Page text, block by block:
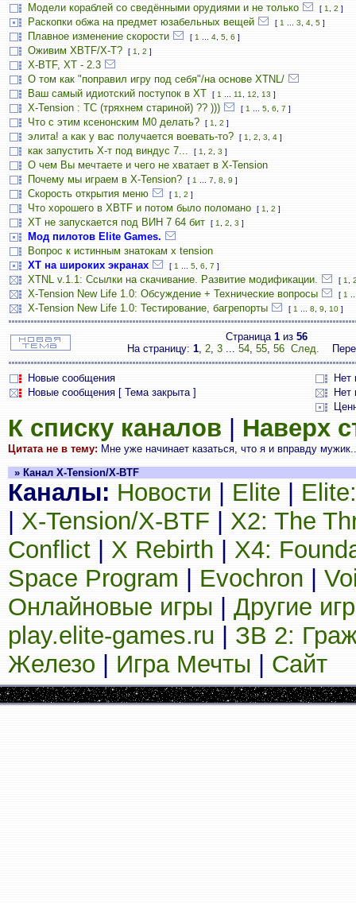
Модели кораблей со сведёнными орудиями и не только
[ 1 2 ]
Раскопки обжа на предмет юзабельных вещей [ 1 3 4 5 ]
Плавное изменение скорости [ 1 4 5 6 ]
Оживим XBTF/X-T? [ 1 2 ]
X-BTF, XT - 2.3
О том как "поправил игру под себя"/на основе XTNL/
Ваш самый идиотский поступок в ХТ
[ 1 11 12 13 ]
X-Tension : TC (тряхнем стариной) ?? ))) [ 1 5 6 7 ]
Что с этим ксенонским M0 делать? [ 1 2 ]
элита! а как у вас получается воевать-то? [ 1 2 3 4 ]
как запустить Х-т под виндус 7... [ 1 2 3 ]
О чем Вы мечтаете и чего не хватает в X-Tension
Почему мы играем в X-Tension?
[ 1 7 8 9 ]
Скорость открытия меню [ 1 2 ]
Что хорошего в XBTF и потом было поломано [ 1 2 ]
ХТ не запускается под ВИН 7 64 бит [ 1 2 3 ]
Мод пилотов Elite Games.
Вопрос к истинным знатокам x tension
ХТ на широких экранах
[ 1 5 6 7 ]
XTNL v.1.1: Ссылки на скачивание. Развитие модификации. [ 1
X-Tension New Life 1.0: Обсуждение + Технические вопросы [ 1
X-Tension New Life 1.0: Тестирование, багрепорты [ 1 8 9 10 ]
Страница 1из 56
На страницу: 1, 2, 3 ... 54, 55, 56 След.
Новые сообщения
Нет
Новые сообщения [ Тема закрыта ]
Нет
К списку каналов Наверх
Цитата не в тему: Мне уже начинает казаться, что я и вправду
» Канал X-Tension/X-BTF
Каналы: Новости Elite
X-Tension/X-BTF
X2: The
Conflict
X Rebirth
X4:
Space Program
Evochron
Онлайновые игры
Другие
play.elite-games.ru
ЗВ 2:
Железо
Игра Мечты Сайт